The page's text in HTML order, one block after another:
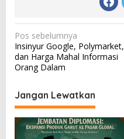
N
a
v
g
a
Pos sebelumnya
Insinyur Google, Polymarket,
dan Harga Mahal Informasi
Orang Dalam
Jangan Lewatkan